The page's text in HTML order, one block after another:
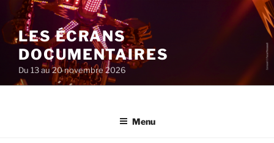
au
contenu
principal
LES ÉCRANS
DOCUMENTAIRES
Du 13 au 20 novembre 2026
Menu